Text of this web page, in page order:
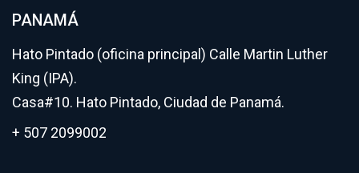
PANAMÁ
Hato Pintado (oficina principal) Calle Martin Luther
King (IPA).
Casa#10. Hato Pintado, Ciudad de Panamá.
+ 507 2099002